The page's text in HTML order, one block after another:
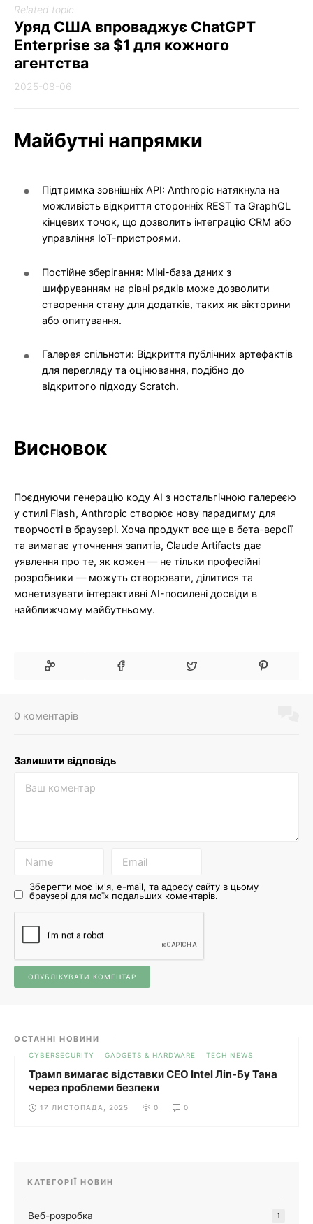
Related topic
Уряд США впроваджує ChatGPT
Enterprise за $1 для кожного
агентства
2025-08-06
Майбутні напрямки
Підтримка зовнішніх API: Anthropic натякнула на
можливість відкриття сторонніх REST та GraphQL
кінцевих точок, що дозволить інтеграцію CRM або
управління IoT-пристроями.
Постійне зберігання: Міні-база даних з
шифруванням на рівні рядків може дозволити
створення стану для додатків, таких як вікторини
або опитування.
Галерея спільноти: Відкриття публічних артефактів
для перегляду та оцінювання, подібно до
відкритого підходу Scratch.
Висновок
Поєднуючи генерацію коду AI з ностальгічною галереєю
у стилі Flash, Anthropic створює нову парадигму для
творчості в браузері. Хоча продукт все ще в бета-версії
та вимагає уточнення запитів, Claude Artifacts дає
уявлення про те, як кожен — не тільки професійні
розробники — можуть створювати, ділитися та
монетизувати інтерактивні AI-посилені досвіди в
найближчому майбутньому.
0 коментарів
Залишити відповідь
Зберегти моє ім'я, e-mail, та адресу сайту в цьому
браузері для моїх подальших коментарів.
ОСТАННІ НОВИНИ
CYBERSECURITY GADGETS & HARDWARE TECH NEWS
Трамп вимагає відставки CEO Intel Ліп-Бу Тана
через проблеми безпеки
17 ЛИСТОПАДА, 2025 0 0
КАТЕГОРІЇ НОВИН
Веб-розробка 1